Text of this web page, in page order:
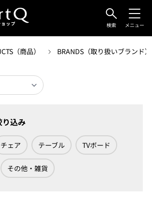
検索 メニュー
（商品） BRANDS（取り扱いブランド
り込み
チェア テーブル TVボード
その他・雑貨